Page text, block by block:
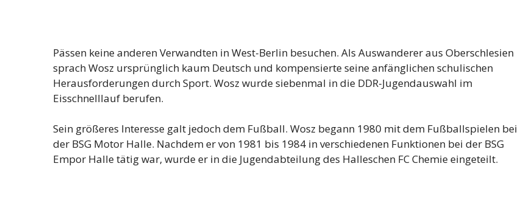
Pässen keine anderen Verwandten in West-Berlin besuchen. Als Auswanderer aus Oberschlesien
sprach Wosz ursprünglich kaum Deutsch und kompensierte seine anfänglichen schulischen
Herausforderungen durch Sport. Wosz wurde siebenmal in die DDR-Jugendauswahl im
Eisschnelllauf berufen.
Sein größeres Interesse galt jedoch dem Fußball. Wosz begann 1980 mit dem Fußballspielen bei
der BSG Motor Halle. Nachdem er von 1981 bis 1984 in verschiedenen Funktionen bei der BSG
Empor Halle tätig war, wurde er in die Jugendabteilung des Halleschen FC Chemie eingeteilt.